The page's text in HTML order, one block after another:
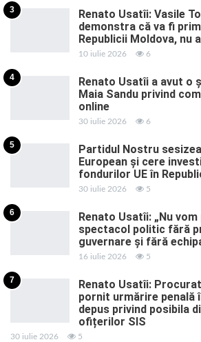
3
Renato Usatîi: Vasile
demonstra că va fi
Republicii Moldova, nu
10 iulie 2026 6
4
Renato Usatîi a avut o
Maia Sandu privind
online
30 iulie 2026 6
5
Partidul Nostru
European și cere
fondurilor UE în
30 iulie 2026 5
6
Renato Usatîi: „Nu
spectacol politic fără
guvernare și fără
16 iulie 2026 5
7
Renato Usatîi:
pornit urmărire penală
depus privind posibila
ofițerilor SIS
30 iulie 2026 5